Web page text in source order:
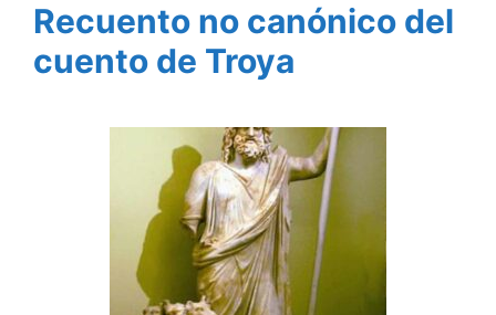
Recuento no canónico del
cuento de Troya